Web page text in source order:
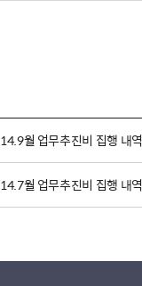
월 업무추진비 집행 내역
월 업무추진비 집행 내역